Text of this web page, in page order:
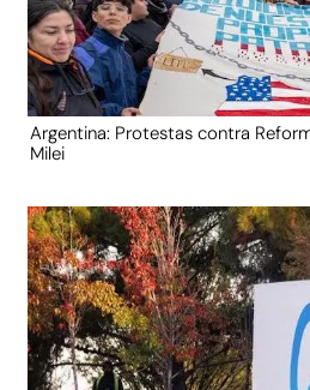
Argentina: Protestas contra
Milei